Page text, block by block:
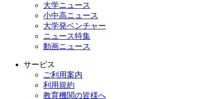
大学ニュース
小中高ニュース
大学発ベンチャー
ニュース特集
動画ニュース
サービス
ご利用案内
利用規約
教育機関の皆様へ